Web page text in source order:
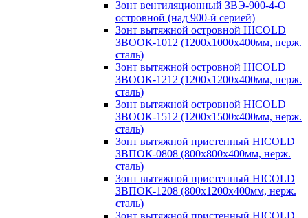
Зонт вентиляционный ЗВЭ-900-4-О
островной (над 900-й серией)
Зонт вытяжной островной HICOLD
ЗВООК-1012 (1200х1000х400мм, нерж.
сталь)
Зонт вытяжной островной HICOLD
ЗВООК-1212 (1200x1200x400мм, нерж.
сталь)
Зонт вытяжной островной HICOLD
ЗВООК-1512 (1200х1500х400мм, нерж.
сталь)
Зонт вытяжной пристенный HICOLD
ЗВПОК-0808 (800х800х400мм, нерж.
сталь)
Зонт вытяжной пристенный HICOLD
ЗВПОК-1208 (800х1200х400мм, нерж.
сталь)
Зонт вытяжной пристенный HICOLD